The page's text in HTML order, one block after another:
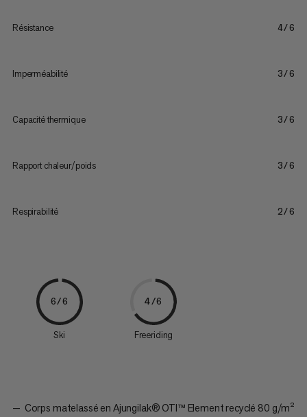
Résistance 4/6
Imperméabilité 3/6
Capacité thermique 3/6
Rapport chaleur/poids 3/6
Respirabilité 2/6
6/6
Ski
4/6
Freeriding
Corps matelassé en Ajungilak® OTI™ Element recyclé 80 g/m²